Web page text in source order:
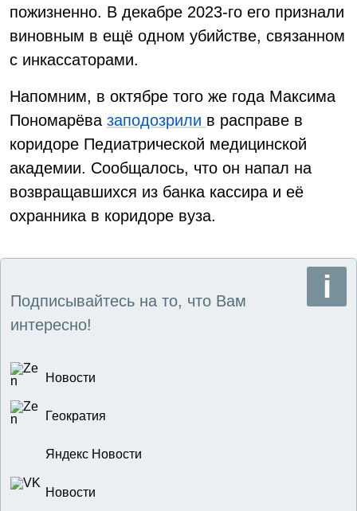
пожизненно. В декабре 2023-го его признали
виновным в ещё одном убийстве, связанном
с инкассаторами.
Напомним, в октябре того же года Максима
Пономарёва заподозрили в расправе в
коридоре Педиатрической медицинской
академии. Сообщалось, что он напал на
возвращавшихся из банка кассира и её
охранника в коридоре вуза.
Подписывайтесь на то, что Вам
интересно!
Новости
Геократия
Яндекс Новости
Новости